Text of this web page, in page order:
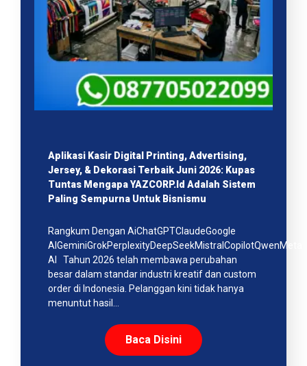
Aplikasi Kasir Digital Printing, Advertising,
Jersey, & Dekorasi Terbaik Juni 2026: Kupas
Tuntas Mengapa YAZCORP.id Adalah Sistem
Paling Sempurna Untuk Bisnismu
Rangkum Dengan AiChatGPTClaudeGoogle
AIGeminiGrokPerplexityDeepSeekMistralCopilotQwenMeta
AI Tahun 2026 telah membawa perubahan
besar dalam standar industri kreatif dan custom
order di Indonesia. Pelanggan kini tidak hanya
menuntut hasil…
Baca Disini